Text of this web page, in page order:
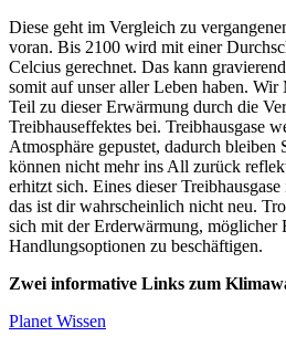
Diese geht im Vergleich zu
voran. Bis 2100 wird mit einer
Celcius gerechnet. Das kann
somit auf unser aller Leben haben. Wir
Teil zu dieser Erwärmung durch die
Treibhauseffektes bei. Treibhausgase
Atmosphäre gepustet, dadurch bleiben
können nicht mehr ins All zurück
erhitzt sich. Eines dieser
das ist dir wahrscheinlich nicht neu.
sich mit der Erderwärmung, möglicher
Handlungsoptionen zu beschäftigen.
Zwei informative Links zum
Planet Wissen